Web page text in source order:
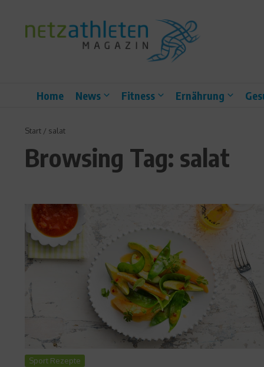
Home News Fitness Ernährung
Start / salat
Browsing Tag: salat
Sport Rezepte